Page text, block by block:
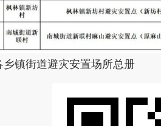
乡镇街道避灾安置场所总册